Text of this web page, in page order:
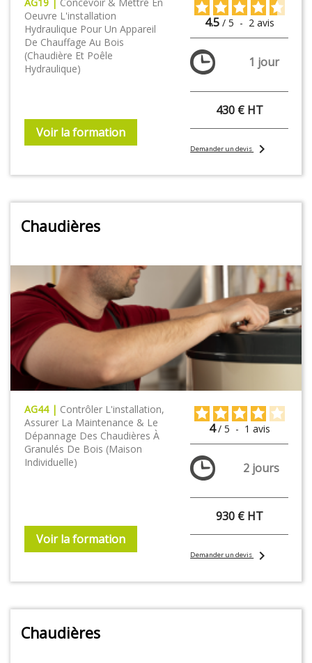
Oeuvre L'installation
Hydraulique Pour Un Appareil
De Chauffage Au Bois
(chaudière Et Poêle
Hydraulique)
Voir la formation
4.5 / 5 - 2 avis
1 jour
430 € HT
Demander un devischevron_right
Chaudières
AG44 | Contrôler L'installation,
Assurer La Maintenance & Le
Dépannage Des Chaudières À
Granulés De Bois (maison
Individuelle)
Voir la formation
4 / 5 - 1 avis
2 jours
930 € HT
Demander un devischevron_right
Chaudières